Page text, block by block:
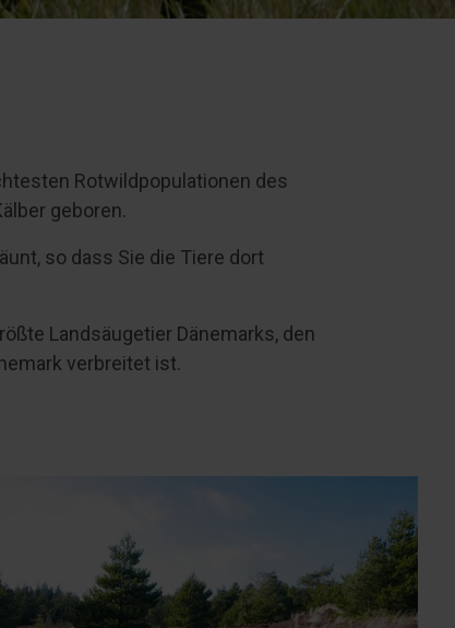
Rotwildpopulationen des
geboren.
so dass Sie die Tiere dort
Landsäugetier Dänemarks, den
verbreitet ist.